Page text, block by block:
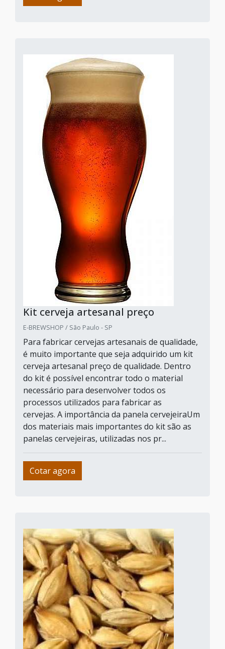
Kit cerveja artesanal preço
E-BREWSHOP / São Paulo - SP
Para fabricar cervejas artesanais de qualidade,
é muito importante que seja adquirido um kit
cerveja artesanal preço de qualidade. Dentro
do kit é possível encontrar todo o material
necessário para desenvolver todos os
processos utilizados para fabricar as
cervejas. A importância da panela cervejeiraUm
dos materiais mais importantes do kit são as
panelas cervejeiras, utilizadas nos pr...
Cotar agora